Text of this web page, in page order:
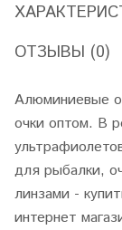
ОТЗЫВЫ (0)
Алюминиевые
очки оптом. В
для рыбалки,
линзами -
интернет